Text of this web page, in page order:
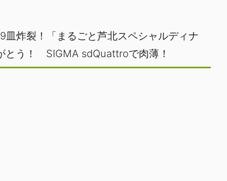
炸裂！「まるごと芦北スペシャルディナ
とう！ SIGMA sdQuattroで肉薄！